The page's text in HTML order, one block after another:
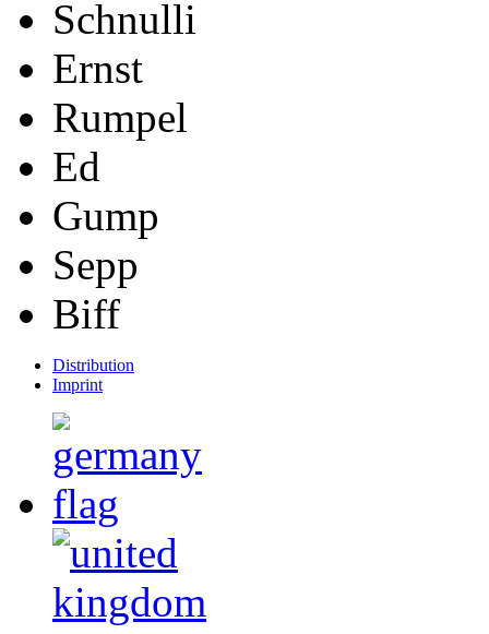
Schnulli
Ernst
Rumpel
Ed
Gump
Sepp
Biff
Distribution
Imprint